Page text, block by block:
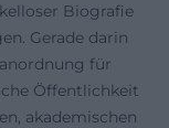
Biografie
Gerade darin
für
Öffentlichkeit
akademischen